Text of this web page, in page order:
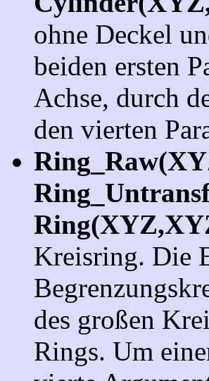
ohne Deckel
beiden ersten
Achse, durch
den vierten
Kreisring. Die
des großen
Rings. Um